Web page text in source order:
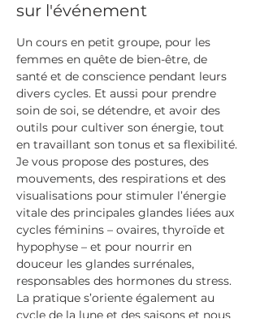
sur l'événement
Un cours en petit groupe, pour les
femmes en quête de bien-être, de
santé et de conscience pendant leurs
divers cycles. Et aussi pour prendre
soin de soi, se détendre, et avoir des
outils pour cultiver son énergie, tout
en travaillant son tonus et sa flexibilité.
Je vous propose des postures, des
mouvements, des respirations et des
visualisations pour stimuler l’énergie
vitale des principales glandes liées aux
cycles féminins – ovaires, thyroïde et
hypophyse – et pour nourrir en
douceur les glandes surrénales,
responsables des hormones du stress.
La pratique s’oriente également au
cycle de la lune et des saisons et nous